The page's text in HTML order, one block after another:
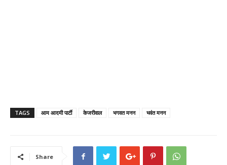
TAGS आम आदमी पार्टी केजरीवाल भगवत मनन भवंत मनन
Share